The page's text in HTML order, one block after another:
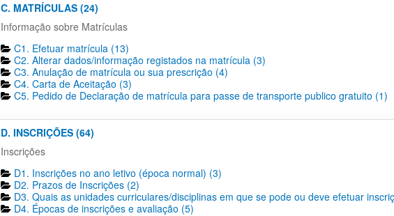
C. MATRÍCULAS (24)
Informação sobre Matrículas
C1. Efetuar matrícula (13)
C2. Alterar dados/informação registados na matrícula (3)
C3. Anulação de matrícula ou sua prescrição (4)
C4. Carta de Aceitação (3)
C5. Pedido de Declaração de matrícula para passe de transporte publico gratuito (1)
D. INSCRIÇÕES (64)
Inscrições
D1. Inscrições no ano letivo (época normal) (3)
D2. Prazos de Inscrições (2)
D3. Quais as unidades curriculares/disciplinas em que se pode ou deve efetuar
D4. Épocas de inscrições e avaliação (5)